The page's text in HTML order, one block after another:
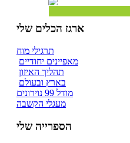
ארגז הכלים שלי
תרגילי מוח
מאפיינים יחודיים
תהליך האיזון
בארץ ובעולם
מודל 99 נוירונים
מעגלי הקשבה
הספרייה שלי